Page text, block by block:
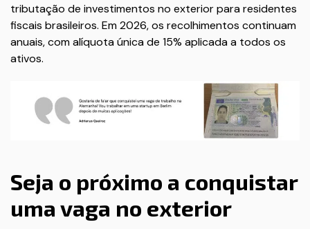
tributação de investimentos no exterior para residentes
fiscais brasileiros. Em 2026, os recolhimentos continuam
anuais, com alíquota única de 15% aplicada a todos os
ativos.
Seja o próximo a conquistar
uma vaga no exterior